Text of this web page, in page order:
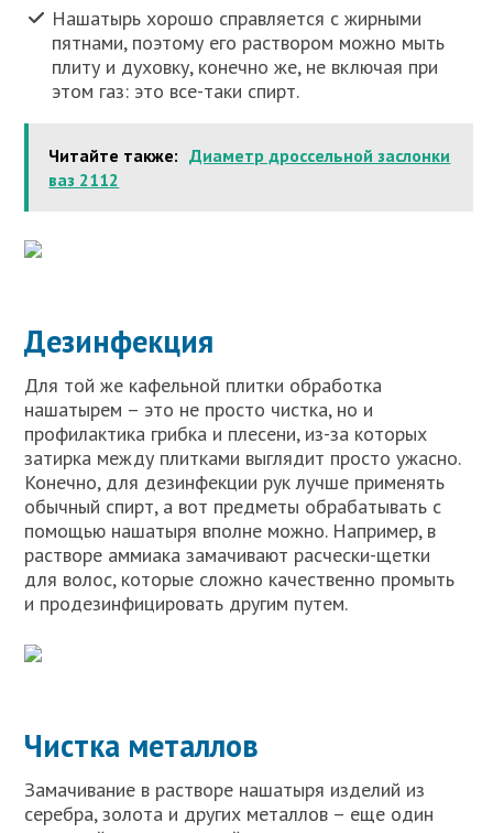
Нашатырь хорошо справляется с жирными
пятнами, поэтому его раствором можно мыть
плиту и духовку, конечно же, не включая при
этом газ: это все-таки спирт.
Читайте также: Диаметр дроссельной заслонки
ваз 2112
Дезинфекция
Для той же кафельной плитки обработка
нашатырем – это не просто чистка, но и
профилактика грибка и плесени, из-за которых
затирка между плитками выглядит просто ужасно.
Конечно, для дезинфекции рук лучше применять
обычный спирт, а вот предметы обрабатывать с
помощью нашатыря вполне можно. Например, в
растворе аммиака замачивают расчески-щетки
для волос, которые сложно качественно промыть
и продезинфицировать другим путем.
Чистка металлов
Замачивание в растворе нашатыря изделий из
серебра, золота и других металлов – еще один